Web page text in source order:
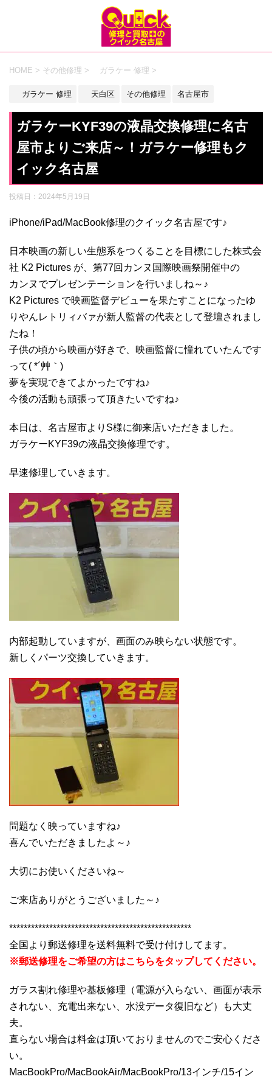
HOME > その他修理 > ガラケー 修理 >
ガラケー 修理 天白区 その他修理 名古屋市
ガラケーKYF39の液晶交換修理に名古
屋市よりご来店～！ガラケー修理もク
イック名古屋
投稿日： 2024年5月19日
iPhone/iPad/MacBook修理のクイック名古屋です♪
日本映画の新しい生態系をつくることを目標にした株式会
社 K2 Pictures が、第77回カンヌ国際映画祭開催中の
カンヌでプレゼンテーションを行いましね～♪
K2 Pictures で映画監督デビューを果たすことになったゆ
りやんレトリィバァが新人監督の代表として登壇されまし
たね！
子供の頃から映画が好きで、映画監督に憧れていたんです
って( *´艸｀)
夢を実現できてよかったですね♪
今後の活動も頑張って頂きたいですね♪
本日は、名古屋市よりS様に御来店いただきました。
ガラケーKYF39の液晶交換修理です。
早速修理していきます。
内部起動していますが、画面のみ映らない状態です。
新しくパーツ交換していきます。
問題なく映っていますね♪
喜んでいただきましたよ～♪
大切にお使いくださいね～
ご来店ありがとうございました～♪
**************************************************
全国より郵送修理を送料無料で受け付けしてます。
※郵送修理をご希望の方はこちらをタップしてください。
ガラス割れ修理や基板修理（電源が入らない、画面が表示
されない、充電出来ない、水没データ復旧など）も大丈
夫。
直らない場合は料金は頂いておりませんのでご安心くださ
い。
MacBookPro/MacBookAir/MacBookPro/13インチ/15イン